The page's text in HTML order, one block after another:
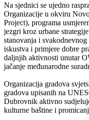
Na sjednici se ujedno
Organizacije u okviru
Project), programa
jezgri kroz urbane
stanovanja i
iskustva i primjere dobre
daljnjih aktivnosti unutar
jačanje međunarodne
Organizacija gradova
gradova upisanih na
Dubrovnik aktivno
kulturne baštine i